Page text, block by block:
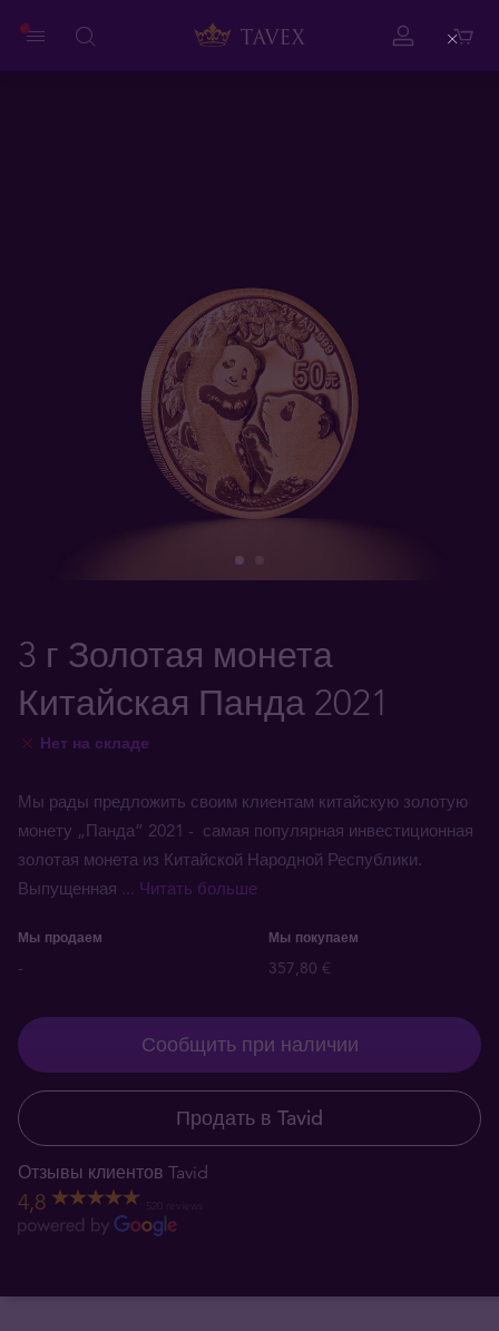
3 г Золотая монета
Китайская Панда 2021
Нет на складе
Мы рады предложить своим клиентам китайскую золотую
монету „Панда” 2021 - самая популярная инвестиционная
золотая монета из Китайской Народной Республики.
Выпущенная ... Читать больше
Мы продаем Мы покупаем
- 357,80 €
Сообщить при наличии
Продать в Tavid
Отзывы клиентов Tavid
4,8
Close